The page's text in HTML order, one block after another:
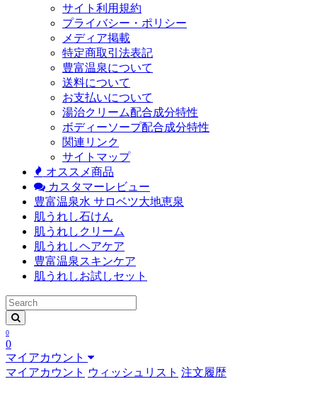
サイト利用規約
プライバシー・ポリシー
メディア掲載
特定商取引法表記
豊富温泉について
送料について
お支払いについて
湯治クリーム配合成分特性
ボディーソープ配合成分特性
関連リンク
サイトマップ
オススメ商品
カスタマーレビュー
豊富温泉水 サロベツ大地恵泉
肌うれし石けん
肌うれしクリーム
肌うれしヘアケア
豊富温泉スキンケア
肌うれしお試しセット
0
0
マイアカウント
マイアカウント ウィッシュリスト 注文履歴